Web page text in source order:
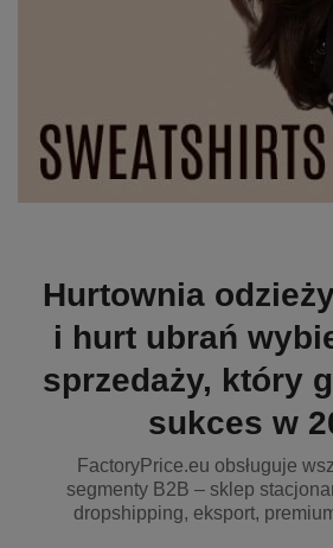
Hurtownia
i hurt ubrań
sprzedaży, który
sukces w
FactoryPrice.eu obsługuje
segmenty B2B – sklep
dropshipping, eksport,